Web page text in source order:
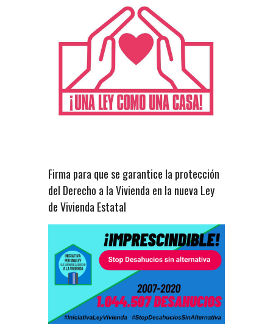
Firma para que se garantice la protección
del Derecho a la Vivienda en la nueva Ley
de Vivienda Estatal